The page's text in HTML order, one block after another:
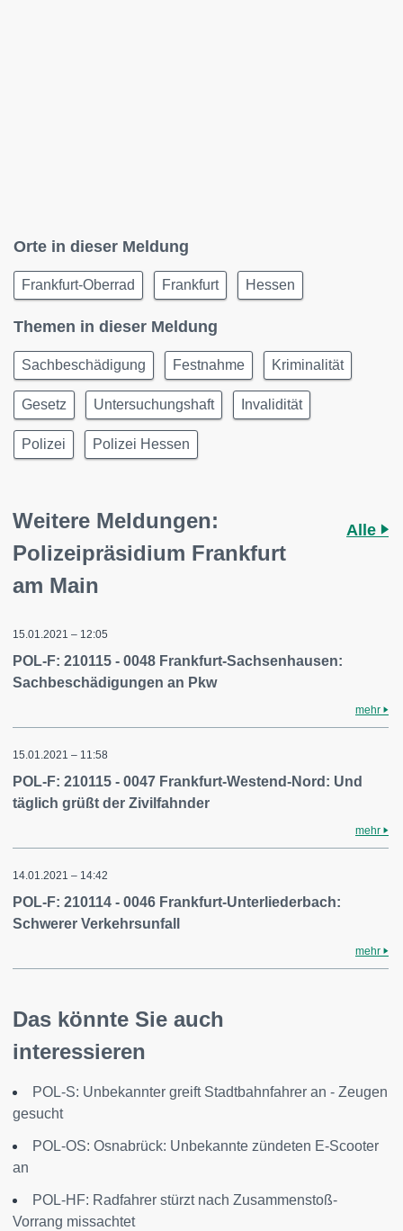
Orte in dieser Meldung
Frankfurt-Oberrad Frankfurt Hessen
Themen in dieser Meldung
Sachbeschädigung Festnahme Kriminalität
Gesetz Untersuchungshaft Invalidität
Polizei Polizei Hessen
Weitere Meldungen:
Polizeipräsidium Frankfurt
am Main
Alle
15.01.2021 – 12:05
POL-F: 210115 - 0048 Frankfurt-Sachsenhausen:
Sachbeschädigungen an Pkw
mehr
15.01.2021 – 11:58
POL-F: 210115 - 0047 Frankfurt-Westend-Nord: Und
täglich grüßt der Zivilfahnder
mehr
14.01.2021 – 14:42
POL-F: 210114 - 0046 Frankfurt-Unterliederbach:
Schwerer Verkehrsunfall
mehr
Das könnte Sie auch
interessieren
POL-S: Unbekannter greift Stadtbahnfahrer an - Zeugen
gesucht
POL-OS: Osnabrück: Unbekannte zündeten E-Scooter
an
POL-HF: Radfahrer stürzt nach Zusammenstoß-
Vorrang missachtet